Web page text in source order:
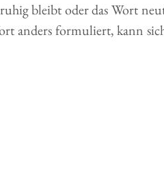
bleibt oder das Wort
anders formuliert, kann